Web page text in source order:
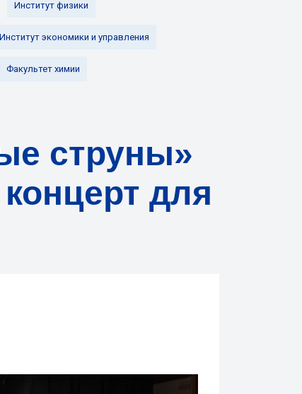
Институт физики
Институт экономики и управления
Факультет химии
струны»
для